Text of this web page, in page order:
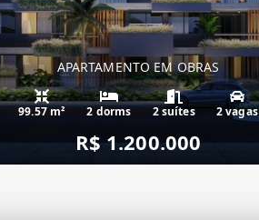
APARTAMENTO EM OBRAS
99.57 m² 2 dorms 2 suítes 2 vagas
R$ 1.200.000